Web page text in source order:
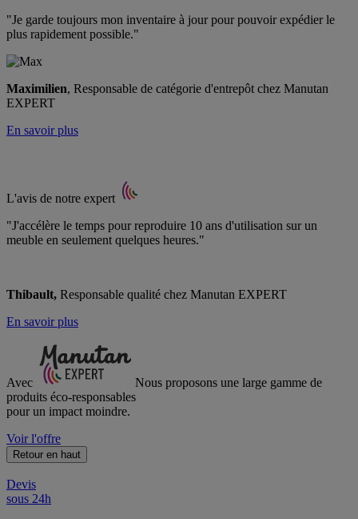
"Je garde toujours mon inventaire à jour pour pouvoir expédier le
plus rapidement possible."
Maximilien, Responsable de catégorie d'entrepôt chez Manutan
EXPERT
En savoir plus
L'avis de notre expert
"J'accélère le temps pour reproduire 10 ans d'utilisation sur un
meuble en seulement quelques heures."
Thibault, Responsable qualité chez Manutan EXPERT
En savoir plus
Avec
Nous proposons une large gamme de
produits éco-responsables
pour un impact moindre.
Voir l'offre
Retour en haut
Devis
sous 24h